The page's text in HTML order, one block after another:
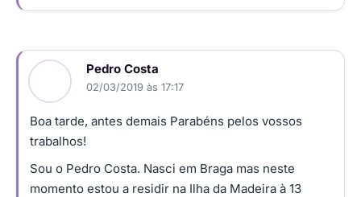
Pedro Costa
02/03/2019 às 17:17
Boa tarde, antes demais Parabéns pelos vossos
trabalhos!
Sou o Pedro Costa. Nasci em Braga mas neste
momento estou a residir na Ilha da Madeira à 13